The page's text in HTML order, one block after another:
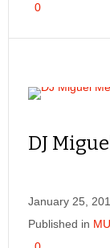
0
DJ
January 25,
Published in